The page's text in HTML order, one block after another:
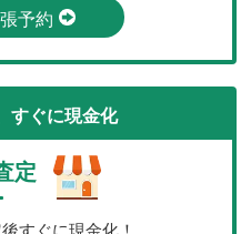
予約
すぐに現金化
定
すぐに現金化！